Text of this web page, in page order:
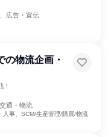
広告・宣伝
物流企画・
通・物流
人事、SCM/生産管理/購買/物流